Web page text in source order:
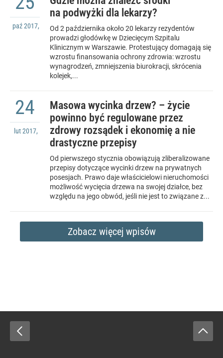
na podwyżki dla lekarzy?
paź 2017,
Od 2 października około 20 lekarzy rezydentów
prowadzi głodówkę w Dziecięcym Szpitalu
Klinicznym w Warszawie. Protestujący domagają się
wzrostu finansowania ochrony zdrowia: wzrostu
wynagrodzeń, zmniejszenia biurokracji, skrócenia
kolejek,...
Masowa wycinka drzew? – życie
powinno być regulowane przez
zdrowy rozsądek i ekonomię a nie
drastyczne przepisy
24
lut 2017,
Od pierwszego stycznia obowiązują zliberalizowane
przepisy dotyczące wycinki drzew na prywatnych
posesjach. Prawo daje właścicielowi nieruchomości
możliwość wycięcia drzewa na swojej działce, bez
względu na jego obwód, jeśli nie jest to związane z...
Zobacz więcej wpisów